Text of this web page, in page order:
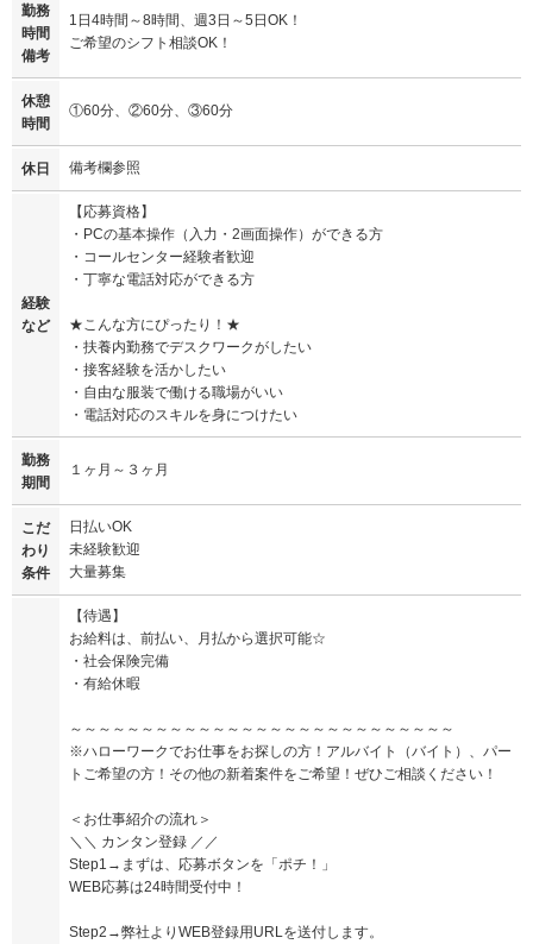
勤務
時間
備考
1日4時間～8時間、週3日～5日OK！
ご希望のシフト相談OK！
休憩
時間
①60分、②60分、③60分
休日 備考欄参照
経験
など
【応募資格】
・PCの基本操作（入力・2画面操作）ができる方
・コールセンター経験者歓迎
・丁寧な電話対応ができる方
★こんな方にぴったり！★
・扶養内勤務でデスクワークがしたい
・接客経験を活かしたい
・自由な服装で働ける職場がいい
・電話対応のスキルを身につけたい
勤務
期間
１ヶ月～３ヶ月
こだ
わり
条件
日払いOK
未経験歓迎
大量募集
【待遇】
お給料は、前払い、月払から選択可能☆
・社会保険完備
・有給休暇
～～～～～～～～～～～～～～～～～～～～～～～～～～～
※ハローワークでお仕事をお探しの方！アルバイト（バイト）、パー
トご希望の方！その他の新着案件をご希望！ぜひご相談ください！
＜お仕事紹介の流れ＞
＼＼ カンタン登録 ／／
Step1→まずは、応募ボタンを「ポチ！」
WEB応募は24時間受付中！
Step2→弊社よりWEB登録用URLを送付します。